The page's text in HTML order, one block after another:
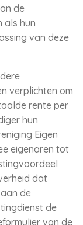
de
als hun
van deze
verplichten om
rente per
hun
Eigen
eigenaren tot
dat
de
de
van de